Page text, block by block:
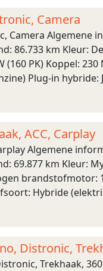
Camera
Camera Algemene
86.733 km Kleur:
PK) Koppel:
Plug-in hybride:
ACC, Carplay
Algemene
69.877 km Kleur:
brandstofmotor:
Hybride
Distronic,
Trekhaak,